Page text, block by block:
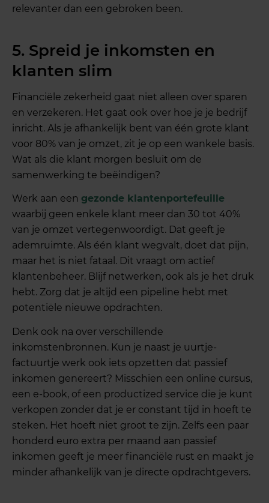
relevanter dan een gebroken been.
5. Spreid je inkomsten en
klanten slim
Financiële zekerheid gaat niet alleen over sparen
en verzekeren. Het gaat ook over hoe je je bedrijf
inricht. Als je afhankelijk bent van één grote klant
voor 80% van je omzet, zit je op een wankele basis.
Wat als die klant morgen besluit om de
samenwerking te beëindigen?
Werk aan een gezonde klantenportefeuille
waarbij geen enkele klant meer dan 30 tot 40%
van je omzet vertegenwoordigt. Dat geeft je
ademruimte. Als één klant wegvalt, doet dat pijn,
maar het is niet fataal. Dit vraagt om actief
klantenbeheer. Blijf netwerken, ook als je het druk
hebt. Zorg dat je altijd een pipeline hebt met
potentiële nieuwe opdrachten.
Denk ook na over verschillende
inkomstenbronnen. Kun je naast je uurtje-
factuurtje werk ook iets opzetten dat passief
inkomen genereert? Misschien een online cursus,
een e-book, of een productized service die je kunt
verkopen zonder dat je er constant tijd in hoeft te
steken. Het hoeft niet groot te zijn. Zelfs een paar
honderd euro extra per maand aan passief
inkomen geeft je meer financiële rust en maakt je
minder afhankelijk van je directe opdrachtgevers.